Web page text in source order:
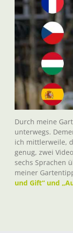
Durch meine
unterwegs.
ich mittlerweile,
genug, zwei
sechs Sprachen
meiner
und Gift“ und